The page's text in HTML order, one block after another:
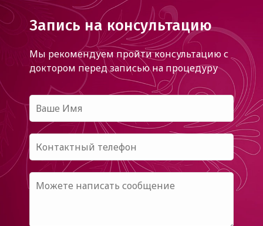
Запись на консультацию
Мы рекомендуем пройти консультацию с
доктором перед записью на процедуру